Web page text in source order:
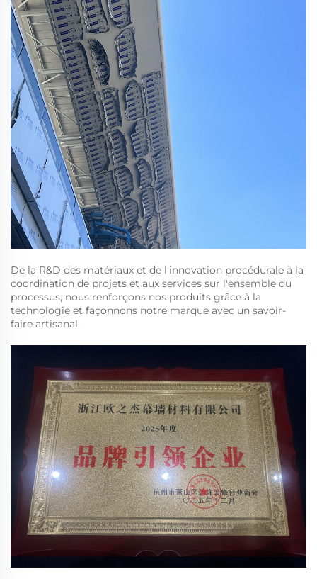
De la R&D des matériaux et de l'innovation procédurale à la
coordination de projets et aux services sur l'ensemble du
processus, nous renforçons nos produits grâce à la
technologie et façonnons notre marque avec un savoir-
faire artisanal.